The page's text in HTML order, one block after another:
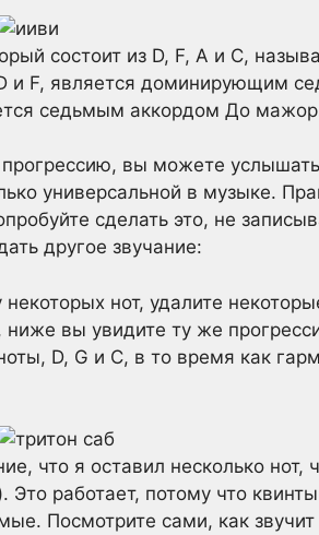
состоит из D, F, A и C,
и F, является доминирующим
седьмым аккордом До
вы можете
универсальной в музыке.
сделать это, не
другое звучание:
некоторых нот, удалите
вы увидите ту же
D, G и C, в то время как
что я оставил несколько нот,
Это работает, потому что
Посмотрите сами, как